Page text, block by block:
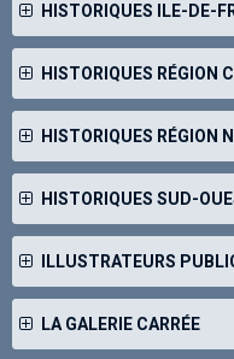
HISTORIQUES ILE-DE-
HISTORIQUES RÉGION
HISTORIQUES RÉGION
HISTORIQUES SUD-
ILLUSTRATEURS
LA GALERIE CARRÉE